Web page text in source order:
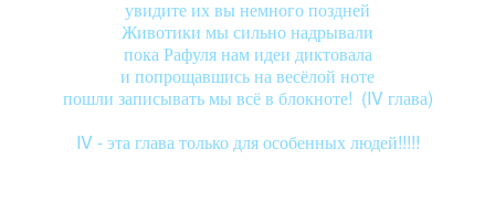
увидите их вы немного поздней
Животики мы сильно надрывали
пока Рафуля нам идеи диктовала
и попрощавшись на весёлой ноте
пошли записывать мы всё в блокноте! (IV глава)
IV - эта глава только для особенных людей!!!!!